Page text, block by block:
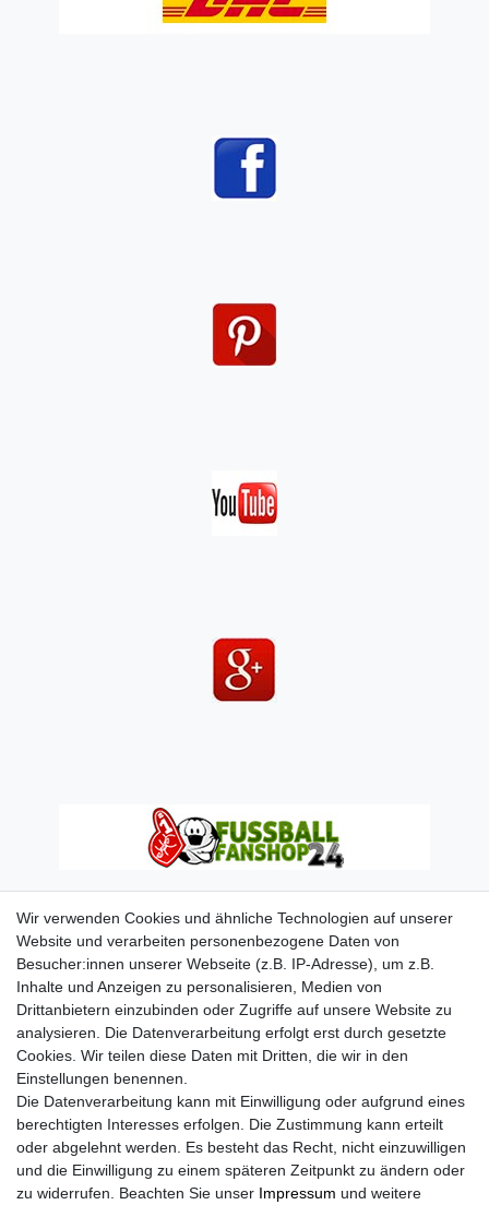
Wir verwenden Cookies und ähnliche Technologien auf unserer
Website und verarbeiten personenbezogene Daten von
Besucher:innen unserer Webseite (z.B. IP-Adresse), um z.B.
Inhalte und Anzeigen zu personalisieren, Medien von
Drittanbietern einzubinden oder Zugriffe auf unsere Website zu
analysieren. Die Datenverarbeitung erfolgt erst durch gesetzte
Cookies. Wir teilen diese Daten mit Dritten, die wir in den
Einstellungen benennen.
Die Datenverarbeitung kann mit Einwilligung oder aufgrund eines
berechtigten Interesses erfolgen. Die Zustimmung kann erteilt
oder abgelehnt werden. Es besteht das Recht, nicht einzuwilligen
und die Einwilligung zu einem späteren Zeitpunkt zu ändern oder
zu widerrufen. Beachten Sie unser Impressum und weitere